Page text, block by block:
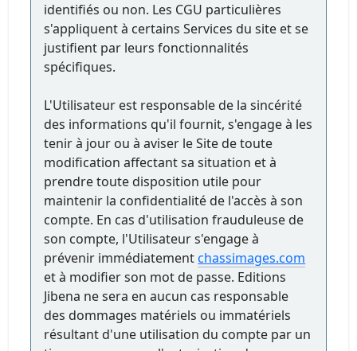
identifiés ou non. Les CGU particulières
s'appliquent à certains Services du site et se
justifient par leurs fonctionnalités
spécifiques.
L'Utilisateur est responsable de la sincérité
des informations qu'il fournit, s'engage à les
tenir à jour ou à aviser le Site de toute
modification affectant sa situation et à
prendre toute disposition utile pour
maintenir la confidentialité de l'accès à son
compte. En cas d'utilisation frauduleuse de
son compte, l'Utilisateur s'engage à
prévenir immédiatementchassimages.com
et à modifier son mot de passe. Editions
Jibena ne sera en aucun cas responsable
des dommages matériels ou immatériels
résultant d'une utilisation du compte par un